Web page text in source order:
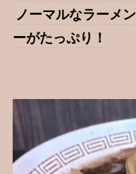
ノーマルなラーメ
ーがたっぷり！